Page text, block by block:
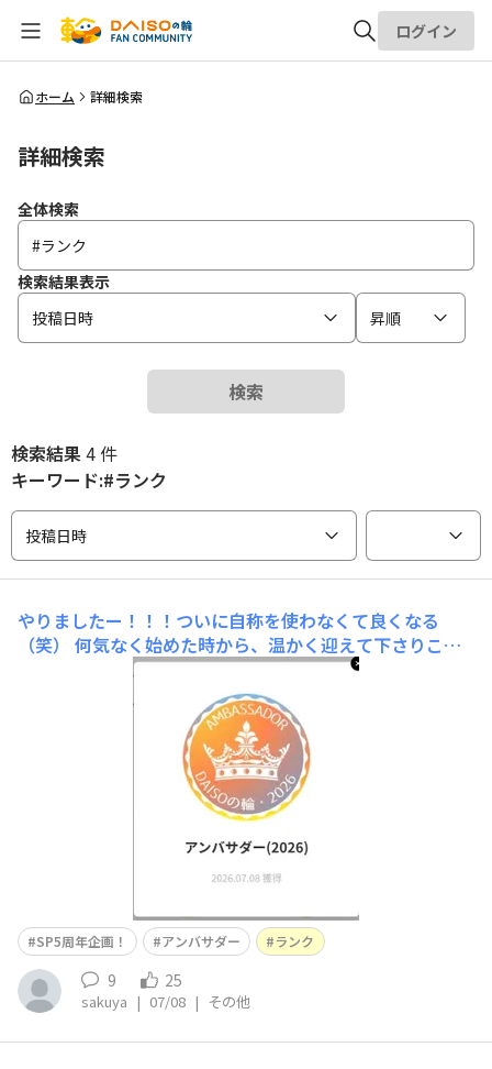
全体検索
ログイン
ホーム 詳細検索
詳細検索
全体検索
検索結果表示
投稿日時
昇順
検索
検索結果4 件
キーワード:#ランク
投稿日時
やりましたー！！！ついに自称を使わなくて良くなる
（笑）
何気なく始めた時から、温かく迎えて下さりこん
なに楽しいコミュニティは無いと、続けてこられました。
昨年の途中で入ったため、ランクのことなどよくわから
ず、気づいたらランクがついていた感じでしたが、今年は
明確に「アンバサダー」を目指してきました。自身のSNS
でもDAISOアイテムを紹介することがあり、その
SP5周年企画！ アンバサダー ランク
9 25
sakuya | 07/08 | その他